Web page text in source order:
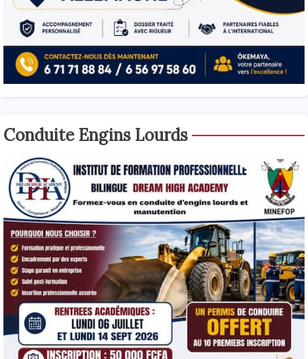
Conduite Engins Lourds